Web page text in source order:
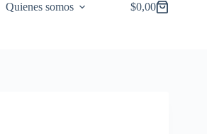
Quienes somos
Carro
$0,00